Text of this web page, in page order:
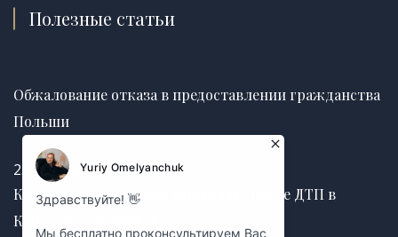
Полезные статьи
Обжалование отказа в предоставлении гражданства
Польши
25.06.2026
Как получить страховую выплату после ДТП в
Канаде без задержек